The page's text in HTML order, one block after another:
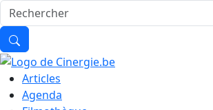
Articles
Agenda